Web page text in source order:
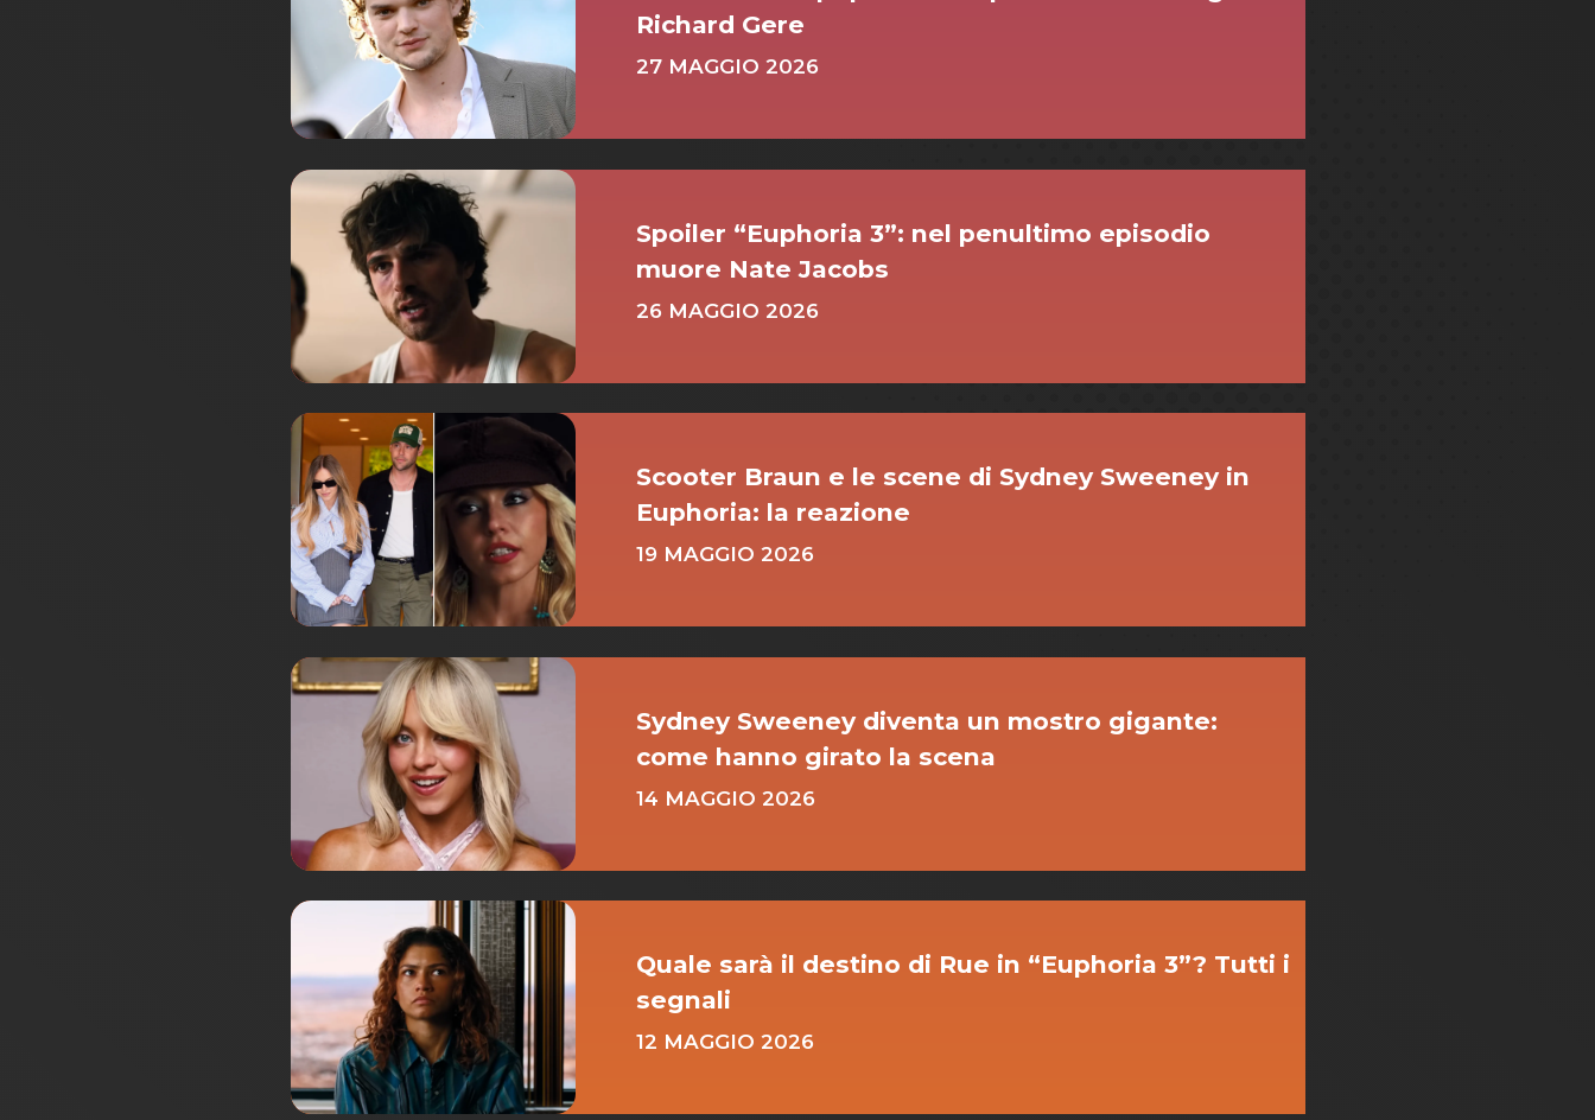
Richard Gere
27 MAGGIO 2026
Spoiler “Euphoria 3”: nel penultimo episodio
muore Nate Jacobs
26 MAGGIO 2026
Scooter Braun e le scene di Sydney Sweeney in
Euphoria: la reazione
19 MAGGIO 2026
Sydney Sweeney diventa un mostro gigante:
come hanno girato la scena
14 MAGGIO 2026
Quale sarà il destino di Rue in “Euphoria 3”? Tutti i
segnali
12 MAGGIO 2026